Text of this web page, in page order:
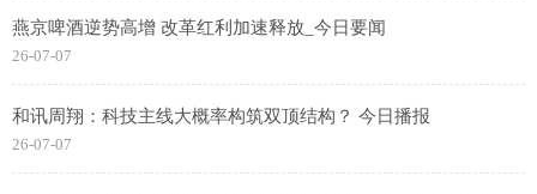
燕京啤酒逆势高增 改革红利加速释放_今日要闻
26-07-07
和讯周翔：科技主线大概率构筑双顶结构？ 今日播报
26-07-07